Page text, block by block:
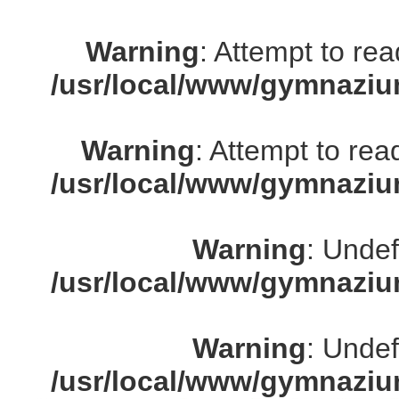
Warning: Attempt to
/usr/local/www/
Warning: Attempt to
/usr/local/www/
Warning:
/usr/local/www/
Warning:
/usr/local/www/